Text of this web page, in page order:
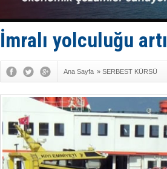
İmralı yolculuğu
Ana Sayfa » SERBEST KÜRSÜ